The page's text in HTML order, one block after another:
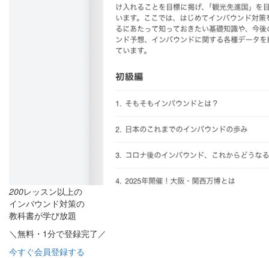
200レッスン以上の
インバウンド対策の
教科書が学び放題
＼無料・1分で登録完了／
今すぐ会員登録する